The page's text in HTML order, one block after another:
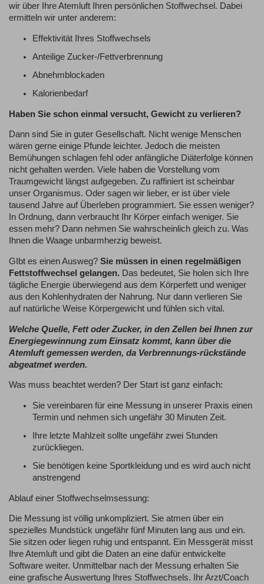
wir über Ihre Atemluft Ihren persönlichen Stoffwechsel. Dabei
ermitteln wir unter anderem:
Effektivität Ihres Stoffwechsels
Anteilige Zucker-/Fettverbrennung
Abnehmblockaden
Kalorienbedarf
Haben Sie schon einmal versucht, Gewicht zu verlieren?
Dann sind Sie in guter Gesellschaft. Nicht wenige Menschen
wären gerne einige Pfunde leichter. Jedoch die meisten
Bemühungen schlagen fehl oder anfängliche Diäterfolge können
nicht gehalten werden. Viele haben die Vorstellung vom
Traumgewicht längst aufgegeben. Zu raffiniert ist scheinbar
unser Organismus. Oder sagen wir lieber, er ist über viele
tausend Jahre auf Überleben programmiert. Sie essen weniger?
In Ordnung, dann verbraucht Ihr Körper einfach weniger. Sie
essen mehr? Dann nehmen Sie wahrscheinlich gleich zu. Was
Ihnen die Waage unbarmherzig beweist.
GIbt es einen Ausweg? Sie müssen in einen regelmäßigen
Fettstoffwechsel gelangen. Das bedeutet, Sie holen sich Ihre
tägliche Energie überwiegend aus dem Körperfett und weniger
aus den Kohlenhydraten der Nahrung. Nur dann verlieren Sie
auf natürliche Weise Körpergewicht und fühlen sich vital.
Welche Quelle, Fett oder Zucker, in den Zellen bei Ihnen zur
Energiegewinnung zum Einsatz kommt, kann über die
Atemluft gemessen werden, da Verbrennungs-rückstände
abgeatmet werden.
Was muss beachtet werden? Der Start ist ganz einfach:
Sie vereinbaren für eine Messung in unserer Praxis einen
Termin und nehmen sich ungefähr 30 Minuten Zeit.
Ihre letzte Mahlzeit sollte ungefähr zwei Stunden
zurückliegen.
Sie benötigen keine Sportkleidung und es wird auch nicht
anstrengend
Ablauf einer Stoffwechselmsessung:
Die Messung ist völlig unkompliziert. Sie atmen über ein
spezielles Mundstück ungefähr fünf Minuten lang aus und ein.
Sie sitzen oder liegen ruhig und entspannt. Ein Messgerät misst
Ihre Atemluft und gibt die Daten an eine dafür entwickelte
Software weiter. Unmittelbar nach der Messung erhalten Sie
eine grafische Auswertung Ihres Stoffwechsels. Ihr Arzt/Coach